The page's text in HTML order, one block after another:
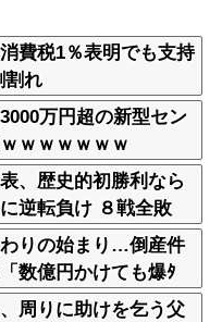
費税1％表明でも支持
れ
万円超の新型セン
ｗｗｗｗｗｗ
、歴史的初勝利なら
逆転負け ８戦全敗
りの始まり…倒産件
数億円かけても爆ﾀ
周りに助けを乞う父